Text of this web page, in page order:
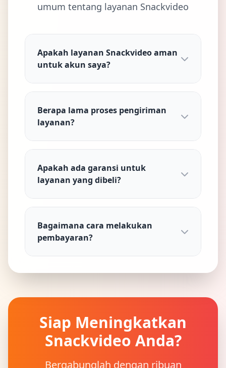
umum tentang layanan Snackvideo
Apakah layanan Snackvideo aman
untuk akun saya?
Berapa lama proses pengiriman
layanan?
Apakah ada garansi untuk
layanan yang dibeli?
Bagaimana cara melakukan
pembayaran?
Siap Meningkatkan
Snackvideo Anda?
Bergabunglah dengan ribuan